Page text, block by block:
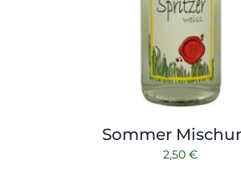
Sommer
2,50 €